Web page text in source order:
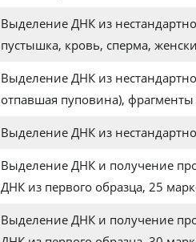
Выделение ДНК из
пустышка, кровь, сперма,
Выделение ДНК из
отпавшая пуповина),
Выделение ДНК из
Выделение ДНК и получение
ДНК из первого образца, 25
Выделение ДНК и получение